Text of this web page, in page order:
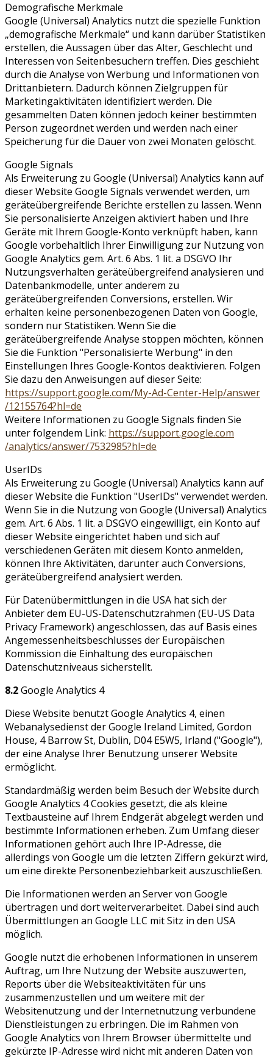
Demografische Merkmale
Google (Universal) Analytics nutzt die spezielle Funktion
„demografische Merkmale“ und kann darüber Statistiken
erstellen, die Aussagen über das Alter, Geschlecht und
Interessen von Seitenbesuchern treffen. Dies geschieht
durch die Analyse von Werbung und Informationen von
Drittanbietern. Dadurch können Zielgruppen für
Marketingaktivitäten identifiziert werden. Die
gesammelten Daten können jedoch keiner bestimmten
Person zugeordnet werden und werden nach einer
Speicherung für die Dauer von zwei Monaten gelöscht.
Google Signals
Als Erweiterung zu Google (Universal) Analytics kann auf
dieser Website Google Signals verwendet werden, um
geräteübergreifende Berichte erstellen zu lassen. Wenn
Sie personalisierte Anzeigen aktiviert haben und Ihre
Geräte mit Ihrem Google-Konto verknüpft haben, kann
Google vorbehaltlich Ihrer Einwilligung zur Nutzung von
Google Analytics gem. Art. 6 Abs. 1 lit. a DSGVO Ihr
Nutzungsverhalten geräteübergreifend analysieren und
Datenbankmodelle, unter anderem zu
geräteübergreifenden Conversions, erstellen. Wir
erhalten keine personenbezogenen Daten von Google,
sondern nur Statistiken. Wenn Sie die
geräteübergreifende Analyse stoppen möchten, können
Sie die Funktion "Personalisierte Werbung" in den
Einstellungen Ihres Google-Kontos deaktivieren. Folgen
Sie dazu den Anweisungen auf dieser Seite:
https://support.google.com/My-Ad-Center-Help/answer
/12155764?hl=de
Weitere Informationen zu Google Signals finden Sie
unter folgendem Link: https://support.google.com
/analytics/answer/7532985?hl=de
UserIDs
Als Erweiterung zu Google (Universal) Analytics kann auf
dieser Website die Funktion "UserIDs" verwendet werden.
Wenn Sie in die Nutzung von Google (Universal) Analytics
gem. Art. 6 Abs. 1 lit. a DSGVO eingewilligt, ein Konto auf
dieser Website eingerichtet haben und sich auf
verschiedenen Geräten mit diesem Konto anmelden,
können Ihre Aktivitäten, darunter auch Conversions,
geräteübergreifend analysiert werden.
Für Datenübermittlungen in die USA hat sich der
Anbieter dem EU-US-Datenschutzrahmen (EU-US Data
Privacy Framework) angeschlossen, das auf Basis eines
Angemessenheitsbeschlusses der Europäischen
Kommission die Einhaltung des europäischen
Datenschutzniveaus sicherstellt.
8.2Google Analytics 4
Diese Website benutzt Google Analytics 4, einen
Webanalysedienst der Google Ireland Limited, Gordon
House, 4 Barrow St, Dublin, D04 E5W5, Irland ("Google"),
der eine Analyse Ihrer Benutzung unserer Website
ermöglicht.
Standardmäßig werden beim Besuch der Website durch
Google Analytics 4 Cookies gesetzt, die als kleine
Textbausteine auf Ihrem Endgerät abgelegt werden und
bestimmte Informationen erheben. Zum Umfang dieser
Informationen gehört auch Ihre IP-Adresse, die
allerdings von Google um die letzten Ziffern gekürzt wird,
um eine direkte Personenbeziehbarkeit auszuschließen.
Die Informationen werden an Server von Google
übertragen und dort weiterverarbeitet. Dabei sind auch
Übermittlungen an Google LLC mit Sitz in den USA
möglich.
Google nutzt die erhobenen Informationen in unserem
Auftrag, um Ihre Nutzung der Website auszuwerten,
Reports über die Websiteaktivitäten für uns
zusammenzustellen und um weitere mit der
Websitenutzung und der Internetnutzung verbundene
Dienstleistungen zu erbringen. Die im Rahmen von
Google Analytics von Ihrem Browser übermittelte und
gekürzte IP-Adresse wird nicht mit anderen Daten von